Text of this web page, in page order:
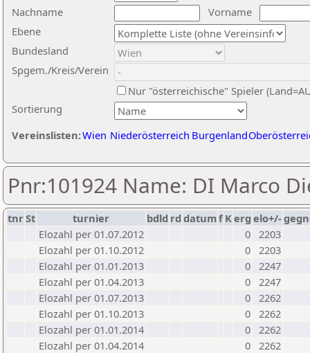
Nachname
Vorname
Ebene
Sortierung
Bundesland
Spgem./Kreis/Verein
Nur "österreichische" Spieler
Vereinslisten:Wien Niederösterreich Burgenland
Pnr:101924 Name: DI Marco
tnrSt turnier bdld rd datumf Kerg elo+/-
Elozahl per 01.07.2012
0 2203
Elozahl per 01.10.2012
0 2203
Elozahl per 01.01.2013
0 2247
Elozahl per 01.04.2013
0 2247
Elozahl per 01.07.2013
0 2262
Elozahl per 01.10.2013
0 2262
Elozahl per 01.01.2014
0 2262
Elozahl per 01.04.2014
0 2262